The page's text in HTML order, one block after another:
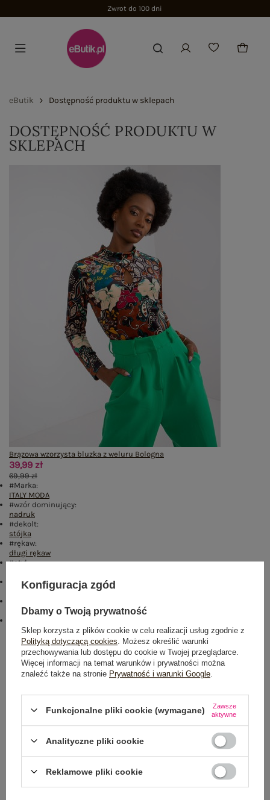
Zwrot do 100 dni
eButik Dostępność produktu w sklepach
DOSTĘPNOŚĆ PRODUKTU W
SKLEPACH
Brązowa wzorzysta bluzka z weluru Bologna
39,99 zł
69,99 zł
#Marka:
ITALY MODA
#wzór dominujący:
nadruk
#dekolt:
stójka
#rękaw:
długi rękaw
#styl:
#okazja:
codzienne,do pracy
poliester
95% poliester,5% elastan
Rozmiar: One size
Centrum Logistyczne Nadarzyn
Dostępny
NEWSLETTER
Konfiguracja zgód
Dbamy o Twoją prywatność
Sklep korzysta z plików cookie w celu realizacji usług zgodnie z
Polityką dotyczącą cookies . Możesz określić warunki
przechowywania lub dostępu do cookie w Twojej przeglądarce.
Więcej informacji na temat warunków i prywatności można
znaleźć także na stronie Prywatność i warunki Google
Funkcjonalne pliki cookie (wymagane)
Zawsze
aktywne
Analityczne pliki cookie
Reklamowe pliki cookie